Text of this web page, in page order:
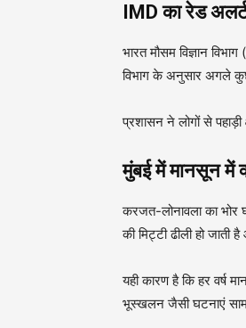
IMD का रेड
भारत मौसम विज्ञान
विभाग के अनुसार अगले
प्रशासन ने लोगों से
मुंबई में मानसून में
करजत-लोनावला का भोर
की मिट्टी ढीली हो
यही कारण है कि हर वर्ष
भूस्खलन जैसी घटनाएं